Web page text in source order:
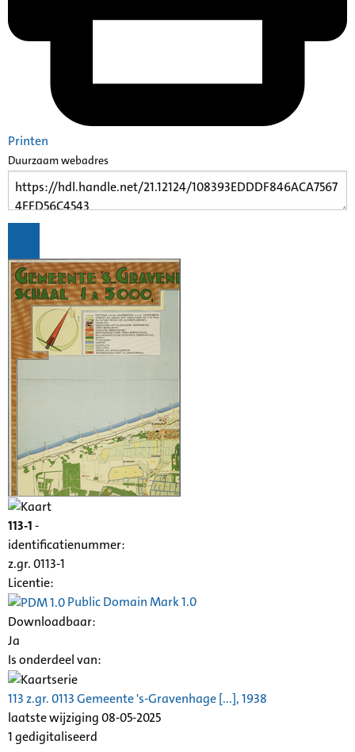
Printen
Duurzaam webadres
113-1-
identificatienummer:
z.gr. 0113-1
Licentie:
Public Domain Mark 1.0
Downloadbaar:
Ja
Is onderdeel van:
113 z.gr. 0113 Gemeente 's-Gravenhage [...], 1938
laatste wijziging 08-05-2025
1 gedigitaliseerd